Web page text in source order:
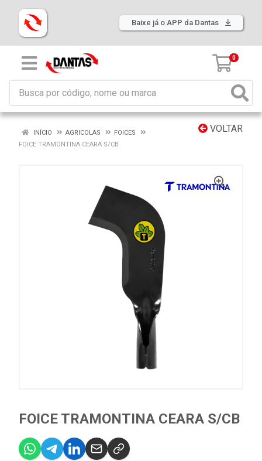
Baixe já o APP da Dantas
0
VOLTAR
INÍCIO AGRICOLAS
FOICES
FOICE TRAMONTINA CEARA S/CB
FOICE TRAMONTINA CEARA S/CB